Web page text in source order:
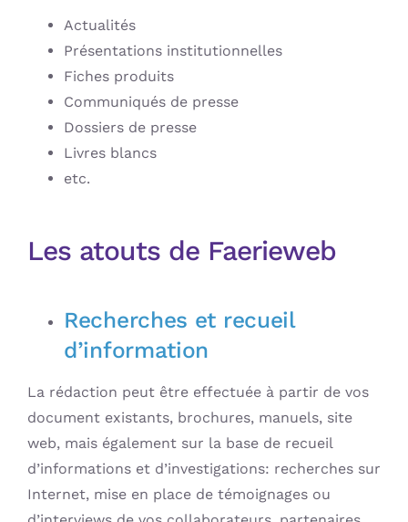
Actualités
Présentations institutionnelles
Fiches produits
Communiqués de presse
Dossiers de presse
Livres blancs
etc.
Les atouts de Faerieweb
Recherches et recueil
d’information
La rédaction peut être effectuée à partir de vos
document existants, brochures, manuels, site
web, mais également sur la base de recueil
d’informations et d’investigations: recherches sur
Internet, mise en place de témoignages ou